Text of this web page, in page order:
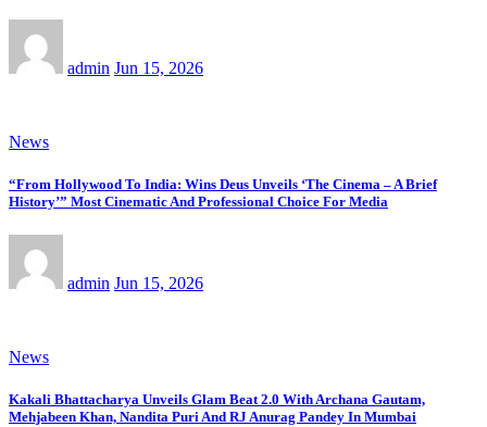
admin Jun 15, 2026
News
“From Hollywood To India: Wins Deus Unveils ‘The Cinema – A Brief
History’” Most Cinematic And Professional Choice For Media
admin Jun 15, 2026
News
Kakali Bhattacharya Unveils Glam Beat 2.0 With Archana Gautam,
Mehjabeen Khan, Nandita Puri And RJ Anurag Pandey In Mumbai